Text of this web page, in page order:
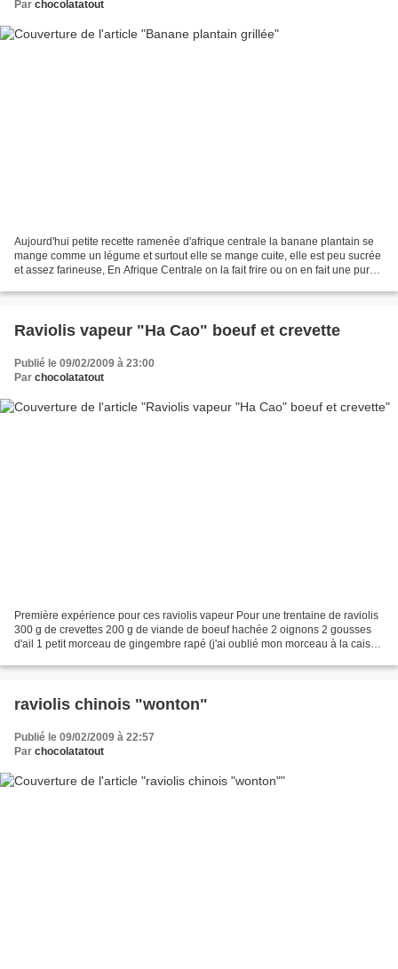
Par chocolatatout
Aujourd'hui petite recette ramenée d'afrique centrale la banane plantain se
mange comme un légume et surtout elle se mange cuite, elle est peu sucrée
et assez farineuse, En Afrique Centrale on la fait frire ou on en fait une purée
Raviolis vapeur "Ha Cao" boeuf et crevette
Publié le 09/02/2009 à 23:00
Par chocolatatout
Première expérience pour ces raviolis vapeur Pour une trentaine de raviolis
300 g de crevettes 200 g de viande de boeuf hachée 2 oignons 2 gousses
d'ail 1 petit morceau de gingembre rapé (j'ai oublié mon morceau à la caisse
raviolis chinois "wonton"
Publié le 09/02/2009 à 22:57
Par chocolatatout